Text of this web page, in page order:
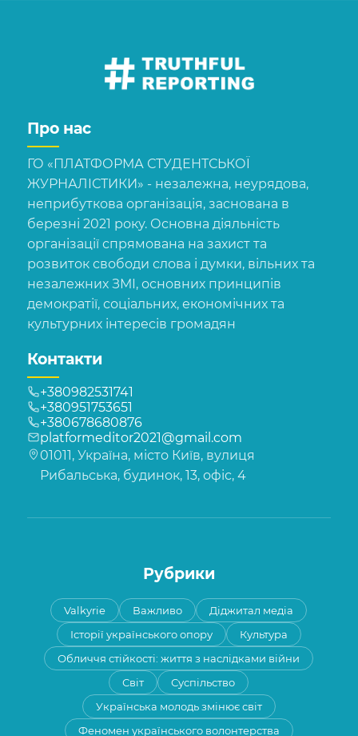
Про нас
ГО «ПЛАТФОРМА СТУДЕНТСЬКОЇ
ЖУРНАЛІСТИКИ» - незалежна, неурядова,
неприбуткова організація, заснована в
березні 2021 року. Основна діяльність
організації спрямована на захист та
розвиток свободи слова і думки, вільних та
незалежних ЗМІ, основних принципів
демократії, соціальних, економічних та
культурних інтересів громадян
Контакти
+380982531741
+380951753651
+380678680876
platformeditor2021@gmail.com
01011, Україна, місто Київ, вулиця
Рибальська, будинок, 13, офіс, 4
Рубрики
Valkyrie Важливо
Діджитал медіа
Історії українського опору
Культура
Обличчя стійкості: життя з наслідками війни
Світ
Суспільство
Українська молодь змінює світ
Феномен українського волонтерства